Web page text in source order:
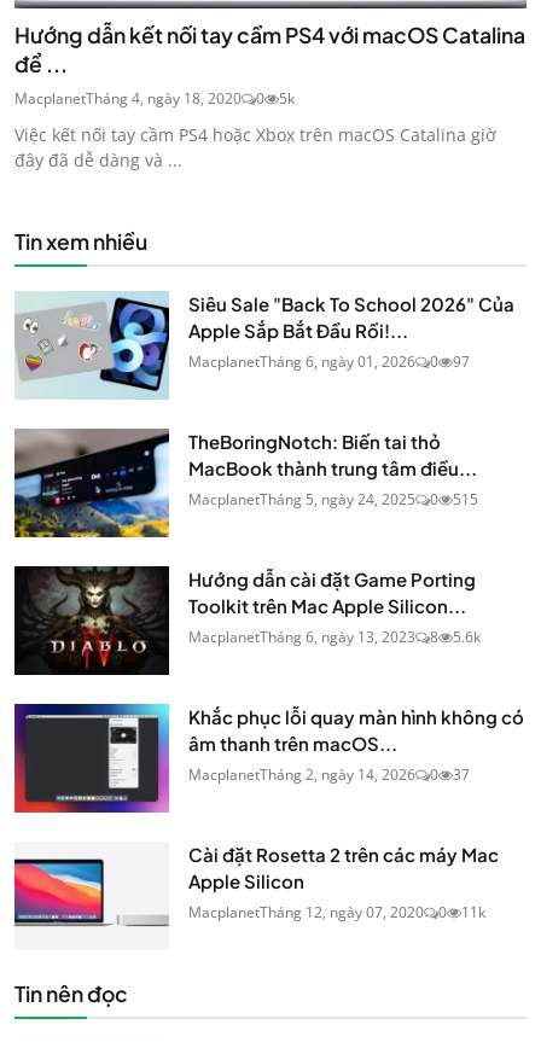
Hướng dẫn kết nối tay cầm PS4 với macOS Catalina
để ...
MacplanetTháng 4, ngày 18, 2020 0 5k
Việc kết nối tay cầm PS4 hoặc Xbox trên macOS Catalina giờ
đây đã dễ dàng và ...
Tin xem nhiều
Siêu Sale "Back To School 2026" Của
Apple Sắp Bắt Đầu Rồi!...
MacplanetTháng 6, ngày 01, 2026 0 97
TheBoringNotch: Biến tai thỏ
MacBook thành trung tâm điều...
MacplanetTháng 5, ngày 24, 2025 0 515
Hướng dẫn cài đặt Game Porting
Toolkit trên Mac Apple Silicon...
MacplanetTháng 6, ngày 13, 2023 8 5.6k
Khắc phục lỗi quay màn hình không có
âm thanh trên macOS...
MacplanetTháng 2, ngày 14, 2026 0 37
Cài đặt Rosetta 2 trên các máy Mac
Apple Silicon
MacplanetTháng 12, ngày 07, 2020 0 11k
Tin nên đọc